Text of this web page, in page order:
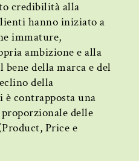
credibilità alla
hanno iniziato a
immature,
ambizione e alla
bene della marca e del
della
contrapposta una
delle
Price e